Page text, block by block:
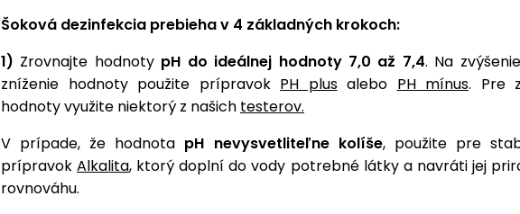
Šoková dezinfekcia prebieha v 4 základných krokoch:
1) Zrovnajte hodnoty pH do ideálnej hodnoty 7,0 až 7,4. Na
zníženie hodnoty použite prípravok PH plusalebo PH mínus. Pre
hodnoty využite niektorý z našich testerov.
V prípade, že hodnota pH nevysvetliteľne kolíše, použite pre
prípravokAlkalita, ktorý doplní do vody potrebné látky a navráti jej
rovnováhu.